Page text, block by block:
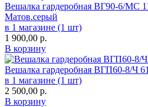
Вешалка гардеробная ВГ90-6/МС
Матов.серый
в 1 магазине (1 шт)
1 900,00 р.
В корзину
Вешалка гардеробная ВГП60-8/Ч
в 1 магазине (1 шт)
2 500,00 р.
В корзину